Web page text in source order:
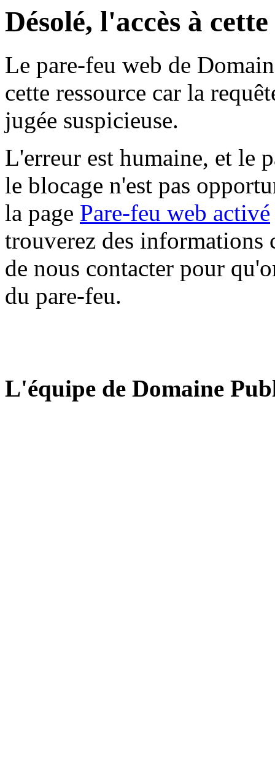
Désolé, l'accès à
Le pare-feu web de
cette ressource car la
jugée suspicieuse.
L'erreur est humaine, et le
le blocage n'est pas
la page Pare-feu web activé
trouverez des informations
de nous contacter pour
du pare-feu.
L'équipe de Domaine